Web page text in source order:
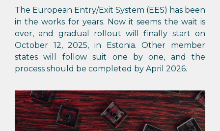
The European Entry/Exit System (EES) has been
in the works for years. Now it seems the wait is
over, and gradual rollout will finally start on
October 12, 2025, in Estonia. Other member
states will follow suit one by one, and the
process should be completed by April 2026.